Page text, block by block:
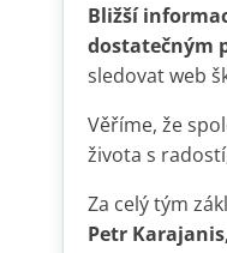
Bližší
dostatečným
sledovat web
Věříme, že
života s
Za celý tým
Petr